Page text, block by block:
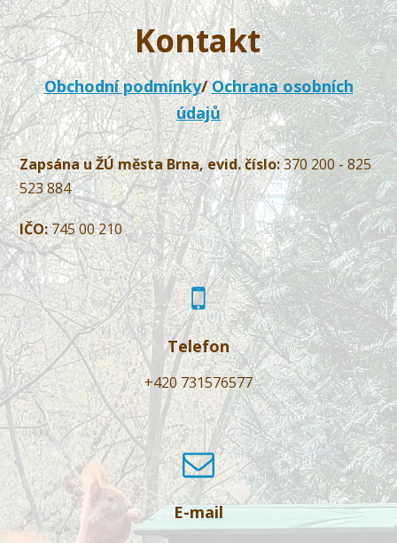
Kontakt
Obchodní podmínky/Ochrana osobních
údajů
Zapsána u ŽÚ města Brna, evid. číslo:370 200 - 825
523 884
IČO:745 00 210
Telefon
+420 731576577
E-mail